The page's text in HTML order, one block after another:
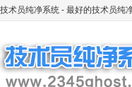
技术员纯净系统 - 最好的技术员纯